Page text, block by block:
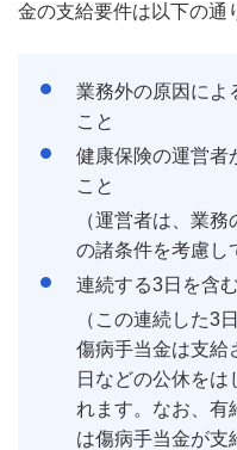
金の支給要件は以下の通
業務外の原因によ
こと
健康保険の運営者
こと
（運営者は、業
の諸条件を考慮し
連続する3日を含
（この連続した3
傷病手当金は支給
日などの公休をは
れます。なお、有
は傷病手当金が支